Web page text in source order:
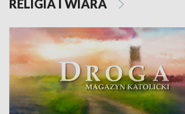
RELIGIA I WIARA